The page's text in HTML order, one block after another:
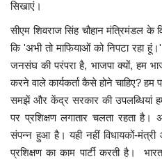
छत्तीसगढ़
मनोरंजन
लाइफस्टाइल
खेल
सिखाएं।
सीएम शिवराज सिंह चौहान मंत्रिमंडल के
कि 'अभी तो माफियाओं को निपटा रहा
जनसंघ की परंपरा है, भाजपा क्यों, हम
करने वाले कार्यकर्ता कैसे होने चाहिए? हम
समझें और केंद्र सरकार की उपलब्धियां
पर प्रशिक्षण लगातार चलता रहता है।
संपन्न हुआ है। यही नहीं विधायकों-
प्रशिक्षण का काम पार्टी करती है।